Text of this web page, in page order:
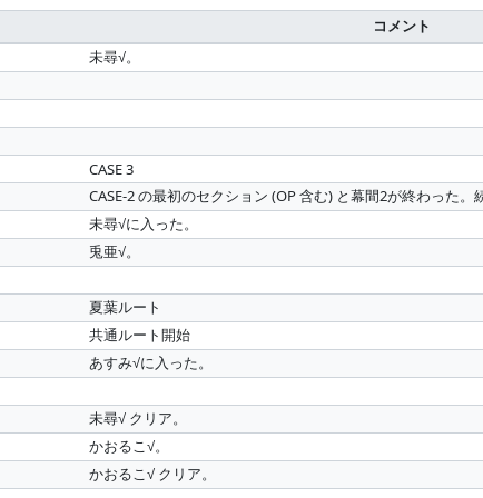
コメント
未尋√。
CASE 3
CASE-2 の最初のセクション (OP 含む) と幕間2が終わった。
未尋√に入った。
兎亜√。
夏葉ルート
共通ルート開始
あすみ√に入った。
未尋√ クリア。
かおるこ√。
かおるこ√ クリア。